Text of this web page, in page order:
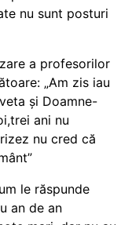
nu sunt posturi
a profesorilor
„Am zis iau
și Doamne-
ani nu
nu cred că
le răspunde
an de an